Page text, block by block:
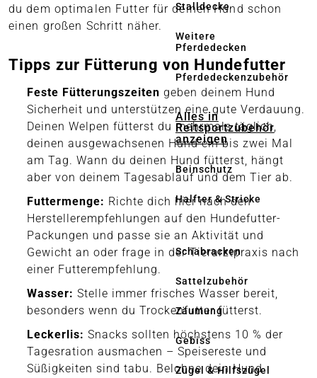
Stalldecke
Weitere
Pferdedecken
Pferdedeckenzubehör
Alles in
Reitsportzubehör
anzeigen
Beinschutz
Halfter & Stricke
Schabracken
Sattelzubehör
Zäumung
Gebiss
Zügel & Hilfszügel
du dem optimalen Futter für deinen Hund schon
einen großen Schritt näher.
Tipps zur Fütterung von Hundefutter
Feste Fütterungszeiten geben deinem Hund
Sicherheit und unterstützen eine gute Verdauung.
Deinen Welpen fütterst du mehrmals täglich,
deinen ausgewachsenen Hund ein bis zwei Mal
am Tag. Wann du deinen Hund fütterst, hängt
aber von deinem Tagesablauf und dem Tier ab.
Futtermenge: Richte dich hier nach den
Herstellerempfehlungen auf den Hundefutter-
Packungen und passe sie an Aktivität und
Gewicht an oder frage in der Tierarztpraxis nach
einer Futterempfehlung.
Wasser: Stelle immer frisches Wasser bereit,
besonders wenn du Trockenfutter fütterst.
Leckerlis: Snacks sollten höchstens 10 % der
Tagesration ausmachen – Speisereste und
Süßigkeiten sind tabu. Belohne dein Hund